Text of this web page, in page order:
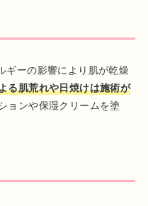
ギーの影響により肌が乾燥
る肌荒れや日焼けは施術が
ョンや保湿クリームを塗